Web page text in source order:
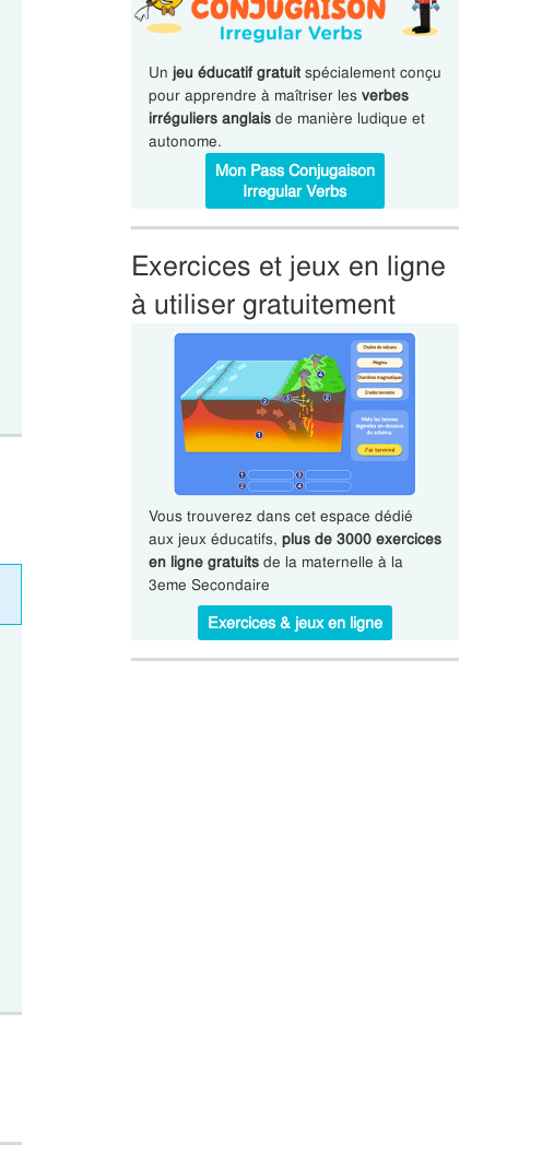
Un jeu éducatif gratuitspécialement conçu
pour apprendre à maîtriser les verbes
irréguliers anglaisde manière ludique et
autonome.
Mon Pass Conjugaison
Irregular Verbs
Exercices et jeux en ligne
à utiliser gratuitement
Vous trouverez dans cet espace dédié
aux jeux éducatifs, plus de 3000 exercices
en ligne gratuitsde la maternelle à la
3eme Secondaire
Exercices & jeux en ligne